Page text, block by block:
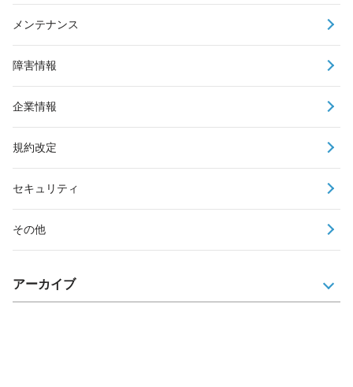
メンテナンス
障害情報
企業情報
規約改定
セキュリティ
その他
アーカイブ